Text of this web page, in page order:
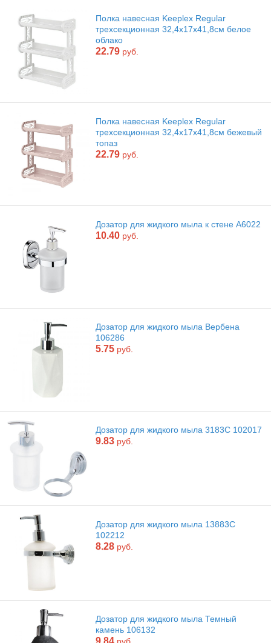
Полка навесная Keeplex Regular
трехсекционная 32,4х17х41,8см белое
облако
22.79 руб.
Полка навесная Keeplex Regular
трехсекционная 32,4х17х41,8см бежевый
топаз
22.79 руб.
Дозатор для жидкого мыла к стене А6022
10.40 руб.
Дозатор для жидкого мыла Вербена
106286
5.75 руб.
Дозатор для жидкого мыла 3183С 102017
9.83 руб.
Дозатор для жидкого мыла 13883С
102212
8.28 руб.
Дозатор для жидкого мыла Темный
камень 106132
9.84 руб.